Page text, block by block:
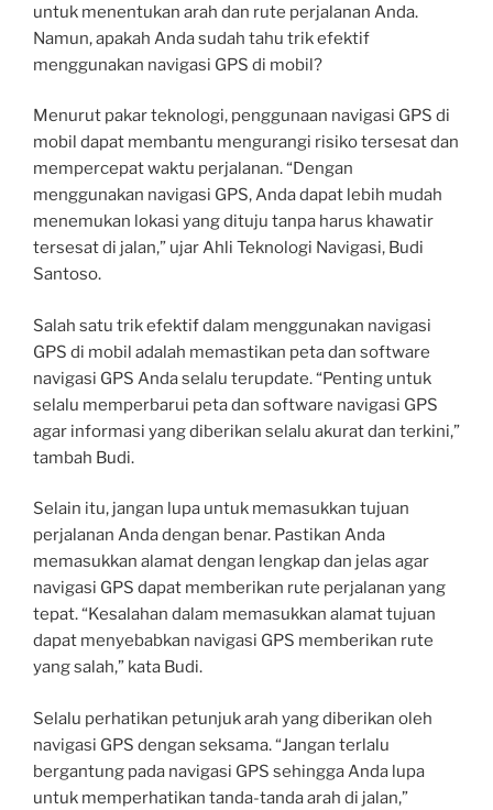
untuk menentukan arah dan rute perjalanan Anda.
Namun, apakah Anda sudah tahu trik efektif
menggunakan navigasi GPS di mobil?
Menurut pakar teknologi, penggunaan navigasi GPS di
mobil dapat membantu mengurangi risiko tersesat dan
mempercepat waktu perjalanan. “Dengan
menggunakan navigasi GPS, Anda dapat lebih mudah
menemukan lokasi yang dituju tanpa harus khawatir
tersesat di jalan,” ujar Ahli Teknologi Navigasi, Budi
Santoso.
Salah satu trik efektif dalam menggunakan navigasi
GPS di mobil adalah memastikan peta dan software
navigasi GPS Anda selalu terupdate. “Penting untuk
selalu memperbarui peta dan software navigasi GPS
agar informasi yang diberikan selalu akurat dan terkini,”
tambah Budi.
Selain itu, jangan lupa untuk memasukkan tujuan
perjalanan Anda dengan benar. Pastikan Anda
memasukkan alamat dengan lengkap dan jelas agar
navigasi GPS dapat memberikan rute perjalanan yang
tepat. “Kesalahan dalam memasukkan alamat tujuan
dapat menyebabkan navigasi GPS memberikan rute
yang salah,” kata Budi.
Selalu perhatikan petunjuk arah yang diberikan oleh
navigasi GPS dengan seksama. “Jangan terlalu
bergantung pada navigasi GPS sehingga Anda lupa
untuk memperhatikan tanda-tanda arah di jalan,”